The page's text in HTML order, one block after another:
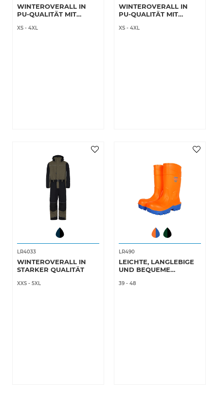
WINTEROVERALL IN
PU-QUALITÄT MIT
XS - 4XL
WINTEROVERALL IN
PU-QUALITÄT MIT
XS - 4XL
LR4033
WINTEROVERALL IN
STARKER QUALITÄT
XXS - 5XL
LR490
LEICHTE, LANGLEBIGE
UND BEQUEME
SICHERHEITSSTIEFEL
39 - 48